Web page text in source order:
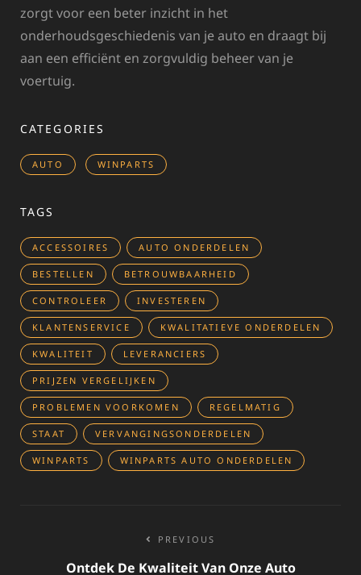
zorgt voor een beter inzicht in het
onderhoudsgeschiedenis van je auto en draagt bij
aan een efficiënt en zorgvuldig beheer van je
voertuig.
CATEGORIES
AUTO WINPARTS
TAGS
ACCESSOIRES AUTO ONDERDELEN
BESTELLEN BETROUWBAARHEID
CONTROLEER INVESTEREN
KLANTENSERVICE KWALITATIEVE ONDERDELEN
KWALITEIT LEVERANCIERS
PRIJZEN VERGELIJKEN
PROBLEMEN VOORKOMEN REGELMATIG
STAAT VERVANGINGSONDERDELEN
WINPARTS WINPARTS AUTO ONDERDELEN
PREVIOUS
Ontdek De Kwaliteit Van Onze Auto